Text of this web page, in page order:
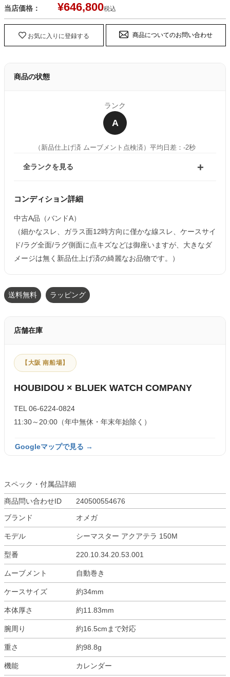
当店価格： ¥646,800税込
お気に入りに登録する 商品についてのお問い合わせ
商品の状態
ランク
A
（新品仕上げ済 ムーブメント点検済） 平均日差：-2秒
全ランクを見る
コンディション詳細
中古A品（バンドA）
（細かなスレ、ガラス面12時方向に僅かな線スレ、ケースサイ
ド/ラグ全面/ラグ側面に点キズなどは御座いますが、大きなダ
メージは無く新品仕上げ済の綺麗なお品物です。）
送料無料 ラッピング
店舗在庫
【大阪 南船場】
HOUBIDOU × BLUEK WATCH COMPANY
TEL 06-6224-0824
11:30～20:00（年中無休・年末年始除く）
Googleマップで見る →
スペック・付属品詳細
商品問い合わせID
240500554676
ブランド
オメガ
モデル シーマスター アクアテラ 150M
型番 220.10.34.20.53.001
ムーブメント 自動巻き
ケースサイズ 約34mm
本体厚さ 約11.83mm
腕周り 約16.5cmまで対応
重さ 約98.8g
機能 カレンダー